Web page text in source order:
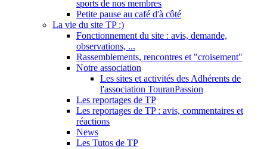
sports de nos membres
Petite pause au café d'à côté
La vie du site TP :)
Fonctionnement du site : avis, demande,
observations, ...
Rassemblements, rencontres et "croisement"
Notre association
Les sites et activités des Adhérents de
l'association TouranPassion
Les reportages de TP
Les reportages de TP : avis, commentaires et
réactions
News
Les Tutos de TP